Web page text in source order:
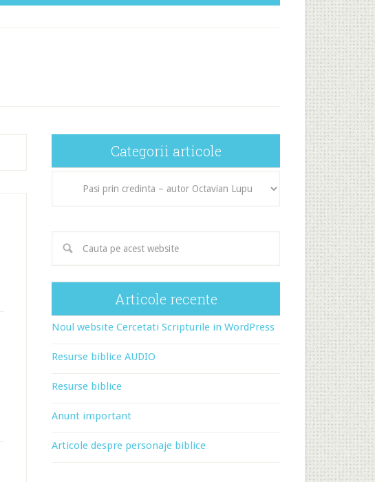
Categorii articole
articole
Articole recente
Noul website Cercetati Scripturile in WordPress
Resurse biblice AUDIO
Resurse biblice
Anunt important
Articole despre personaje biblice